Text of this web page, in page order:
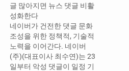
글 많아지면 뉴스 댓글 비활
성화한다
네이버가 건전한 댓글 문화
조성을 위한 정책적, 기술적
노력을 이어간다. 네이버
(주)(대표이사 최수연)는 23
일부터 악성 댓글이 일정 기